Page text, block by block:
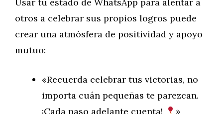
otros a celebrar sus propios logros puede
crear una atmósfera de positividad y apoyo
mutuo:
«Recuerda celebrar tus victorias, no
importa cuán pequeñas te parezcan.
¡Cada paso adelante cuenta!
»